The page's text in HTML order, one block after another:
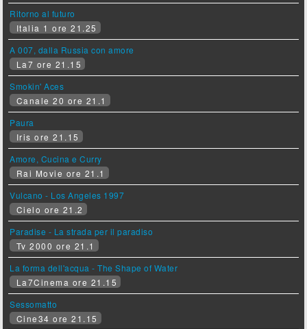
Ritorno al futuro
Italia 1 ore 21.25
A 007, dalla Russia con amore
La7 ore 21.15
Smokin' Aces
Canale 20 ore 21.1
Paura
Iris ore 21.15
Amore, Cucina e Curry
Rai Movie ore 21.1
Vulcano - Los Angeles 1997
Cielo ore 21.2
Paradise - La strada per il paradiso
Tv 2000 ore 21.1
La forma dell'acqua - The Shape of Water
La7Cinema ore 21.15
Sessomatto
Cine34 ore 21.15